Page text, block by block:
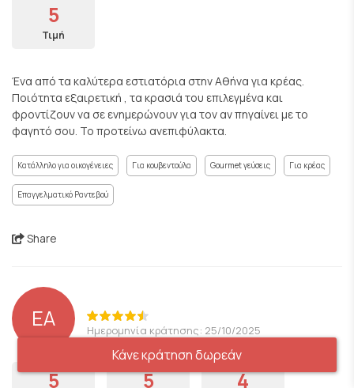
5
Τιμή
Ένα από τα καλύτερα εστιατόρια στην Αθήνα για κρέας.
Ποιότητα εξαιρετική , τα κρασιά του επιλεγμένα και
φροντίζουν να σε ενημερώνουν για τον αν πηγαίνει με το
φαγητό σου. Το προτείνω ανεπιφύλακτα.
Κατάλληλο για οικογένειες Για κουβεντούλα Gourmet γεύσεις Για κρέας
Επαγγελματικό Ραντεβού
Share
EA Ημερομηνία κράτησης: 25/10/2025
5 5 4
Κάνε κράτηση δωρεάν